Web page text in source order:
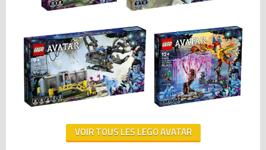
VOIR TOUS LES LEGO AVATAR